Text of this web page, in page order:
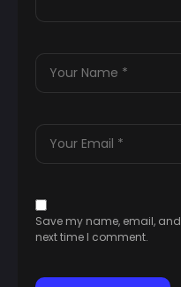
Save my name, email,
next time I comment.